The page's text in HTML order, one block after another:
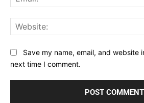
Save my name, email, and website
next time I comment.